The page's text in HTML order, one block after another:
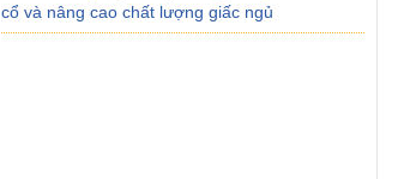
cổ và nâng cao chất lượng giấc ngủ